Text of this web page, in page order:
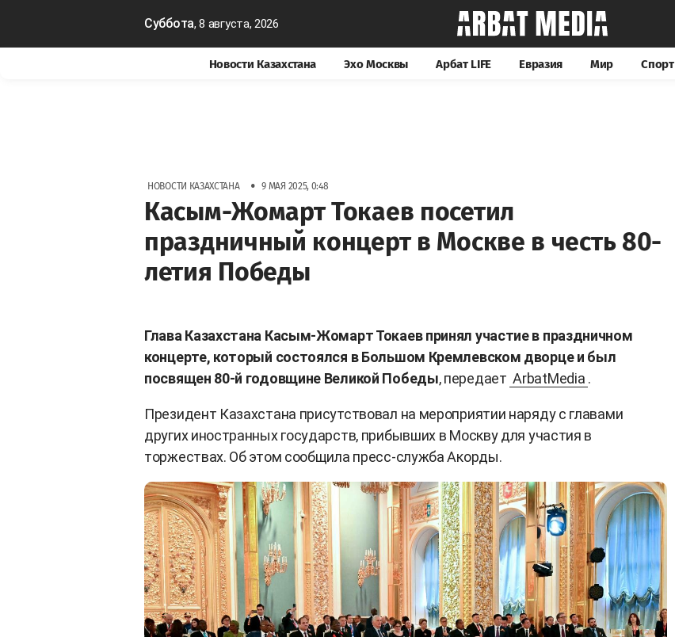
Суббота, 8 августа, 2026
Новости Казахстана Эхо Москвы Арбат LIFE Евразия Мир Спорт
НОВОСТИ КАЗАХСТАНА • 9 МАЯ 2025, 0:48
Касым-Жомарт Токаев посетил
праздничный концерт в Москве в честь 80-
летия Победы
Глава Казахстана Касым-Жомарт Токаев принял участие в праздничном
концерте, который состоялся в Большом Кремлевском дворце и был
посвящен 80-й годовщине Великой Победы, передает ArbatMedia .
Президент Казахстана присутствовал на мероприятии наряду с главами
других иностранных государств, прибывших в Москву для участия в
торжествах. Об этом сообщила пресс-служба Акорды.